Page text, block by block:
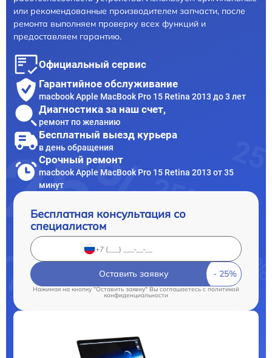
или рекомендованные производителем запчасти, после
ремонта выполняем проверку всех функций и
предоставляем гарантию.
Официальный сервис
Гарантийное обслуживание
macbook Apple MacBook Pro 15 Retina 2013 до 3 лет
Диагностика за наш счет,
ремонт по желанию
Бесплатный выезд курьера
в день обращения
Срочный ремонт
macbook Apple MacBook Pro 15 Retina 2013 от 35
минут
Бесплатная консультация со
специалистом
Оставить заявку
Нажимая на кнопку "Оставить заявку" Вы соглашаетесь cполитикой
конфиденциальности